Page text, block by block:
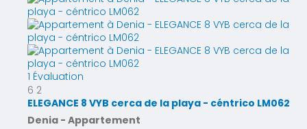
1 Évaluation
6 2
ELEGANCE 8 VYB cerca de la playa - céntrico LM062
Denia - Appartement